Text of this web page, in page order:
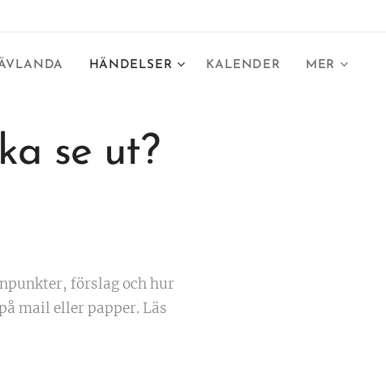
HÄNDELSER KALENDER MER
se ut?
förslag och hur
mail eller papper. Läs